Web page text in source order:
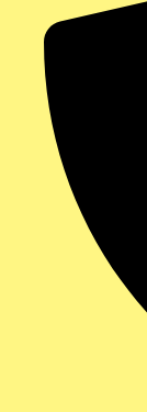
contenu